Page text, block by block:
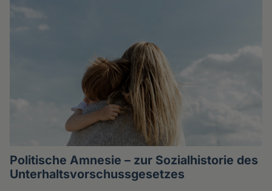
Politische Amnesie – zur Sozialhistorie des
Unterhaltsvorschussgesetzes